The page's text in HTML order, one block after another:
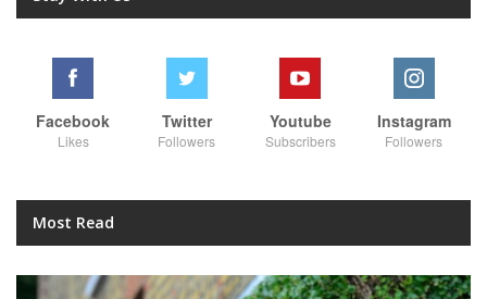
Facebook
Likes
Twitter
Followers
Youtube
Subscribers
Instagram
Followers
Most Read